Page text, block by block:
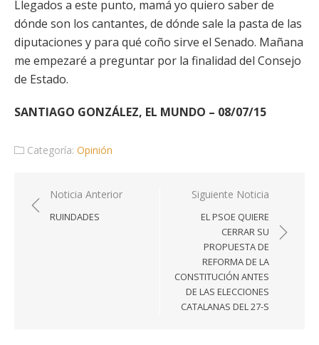
Llegados a este punto, mamá yo quiero saber de
dónde son los cantantes, de dónde sale la pasta de las
diputaciones y para qué coño sirve el Senado. Mañana
me empezaré a preguntar por la finalidad del Consejo
de Estado.
SANTIAGO GONZÁLEZ, EL MUNDO – 08/07/15
Categoría: Opinión
Navegación
de
Noticia Anterior
RUINDADES
Siguiente Noticia
EL PSOE QUIERE
CERRAR SU
PROPUESTA DE
REFORMA DE LA
CONSTITUCIÓN ANTES
DE LAS ELECCIONES
CATALANAS DEL 27-S